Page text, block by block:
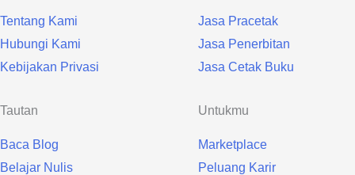
Tentang Kami
Hubungi Kami
Kebijakan Privasi
Jasa Pracetak
Jasa Penerbitan
Jasa Cetak Buku
Tautan
Baca Blog
Belajar Nulis
Untukmu
Marketplace
Peluang Karir